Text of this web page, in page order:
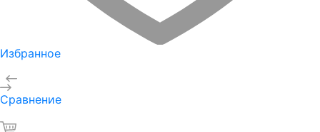
Избранное
Сравнение